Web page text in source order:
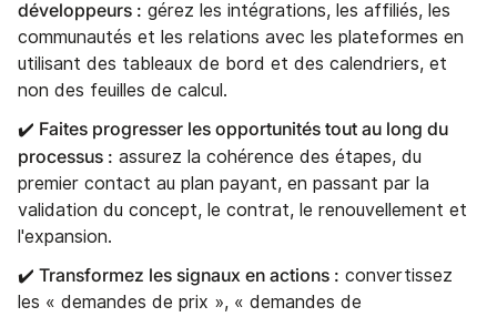
développeurs : gérez les intégrations, les affiliés, les
communautés et les relations avec les plateformes en
utilisant des tableaux de bord et des calendriers, et
non des feuilles de calcul.
✔️ Faites progresser les opportunités tout au long du
processus : assurez la cohérence des étapes, du
premier contact au plan payant, en passant par la
validation du concept, le contrat, le renouvellement et
l'expansion.
✔️ Transformez les signaux en actions : convertissez
les « demandes de prix », « demandes de